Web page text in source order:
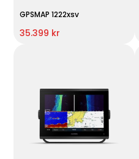
GPSMAP 1222xsv
35.399 kr